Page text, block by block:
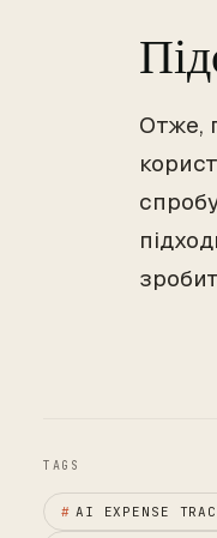
Отже,
TAGS
# AI EXPENSE